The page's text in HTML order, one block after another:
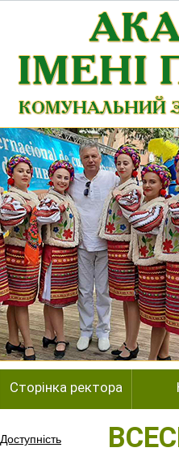
Сторінка ректора
Доступність